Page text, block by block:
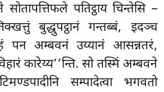
सोतापत्तिफले पतिट्ठाय चिन्तेसि –
बुद्धुपट्ठानं गन्तब्बं, इदञ्च
पन अम्बवनं उय्यानं आसन्नतरं,
कारेय्य’’न्ति. सो तस्मिं अम्बवने
सम्पादेत्वा भगवतो